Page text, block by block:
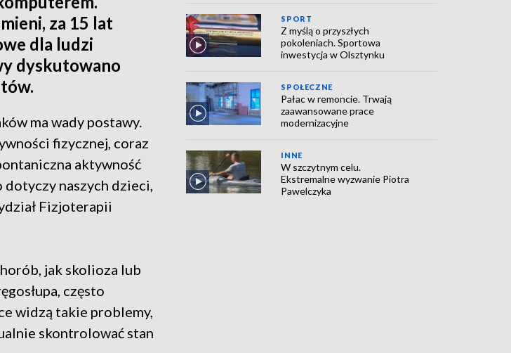
za 15 lat
dla ludzi
dyskutowano
ma wady postawy.
fizycznej, coraz
aktywność
naszych dzieci,
Fizjoterapii
jak skolioza lub
często
widzą takie problemy,
skontrolować stan
SPORT
Z myślą o przyszłych
pokoleniach. Sportowa
inwestycja w Olsztynku
SPOŁECZNE
Pałac w remoncie. Trwają
zaawansowane prace
modernizacyjne
INNE
W szczytnym celu.
Ekstremalne wyzwanie Piotra
Pawelczyka